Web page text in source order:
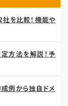
を比較！機能や
方法を解説！予
例から独自ドメ